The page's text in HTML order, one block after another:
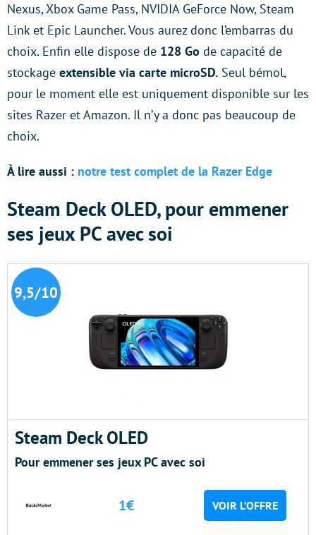
Nexus, Xbox Game Pass, NVIDIA GeForce Now, Steam
Link et Epic Launcher. Vous aurez donc l’embarras du
choix. Enfin elle dispose de 128 Go de capacité de
stockage extensible via carte microSD. Seul bémol,
pour le moment elle est uniquement disponible sur les
sites Razer et Amazon. Il n’y a donc pas beaucoup de
choix.
À lire aussi : notre test complet de la Razer Edge
Steam Deck OLED, pour emmener
ses jeux PC avec soi
9,5/10
Steam Deck OLED
Pour emmener ses jeux PC avec soi
1€ VOIR L’OFFRE